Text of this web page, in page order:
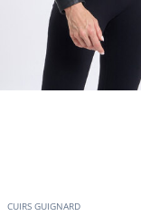
CUIRS GUIGNARD